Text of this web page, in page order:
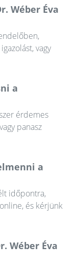
Wéber Éva
vagy
a
érdemes
panasz
a
időpontra,
és kérjünk
Wéber Éva